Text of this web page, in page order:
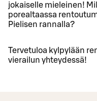
jokaiselle mieleinen!
porealtaassa
Pielisen rannalla?
Tervetuloa kylpylään
vierailun yhteydessä!